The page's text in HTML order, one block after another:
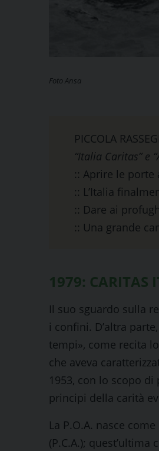
Foto Ansa
PICCOLA
“Italia Caritas” e
:: Aprire le
:: L’Italia
:: Dare ai
:: Una grande
1979: CARITAS
Il suo sguardo sulla
i confini. D’altra
tempi», come recita
che aveva
1953, con lo scopo
principi della carità
La P.O.A. nasce
(P.C.A.);